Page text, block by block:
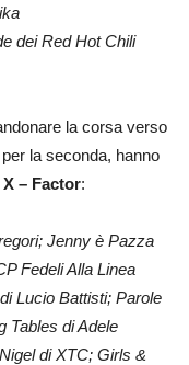
dei Red Hot Chili
la corsa verso
la seconda, hanno
X – Factor:
Jenny è Pazza
Fedeli Alla Linea
Lucio Battisti; Parole
Tables di Adele
di XTC; Girls &